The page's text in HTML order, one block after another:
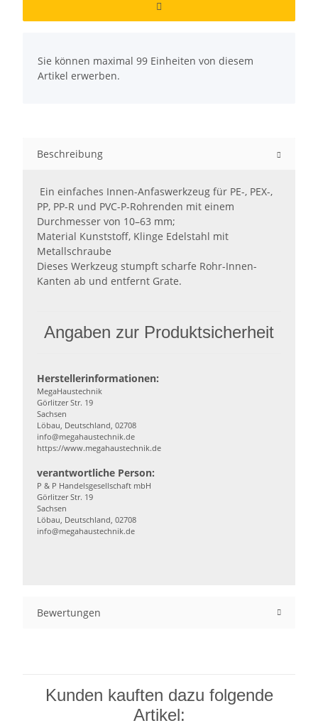
Sie können maximal 99 Einheiten von diesem
Artikel erwerben.
Beschreibung
Ein einfaches Innen-Anfaswerkzeug für PE-, PEX-,
PP, PP-R und PVC-P-Rohrenden mit einem
Durchmesser von 10–63 mm;
Material Kunststoff, Klinge Edelstahl mit
Metallschraube
Dieses Werkzeug stumpft scharfe Rohr-Innen-
Kanten ab und entfernt Grate.
Angaben zur Produktsicherheit
Herstellerinformationen:
MegaHaustechnik
Görlitzer Str. 19
Sachsen
Löbau, Deutschland, 02708
info@megahaustechnik.de
https://www.megahaustechnik.de
verantwortliche Person:
P & P Handelsgesellschaft mbH
Görlitzer Str. 19
Sachsen
Löbau, Deutschland, 02708
info@megahaustechnik.de
Bewertungen
Kunden kauften dazu folgende
Artikel: